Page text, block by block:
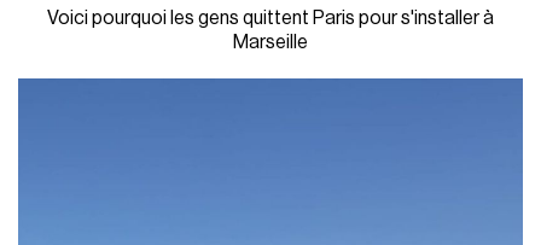
Voici pourquoi les gens quittent Paris pour s'installer à
Marseille